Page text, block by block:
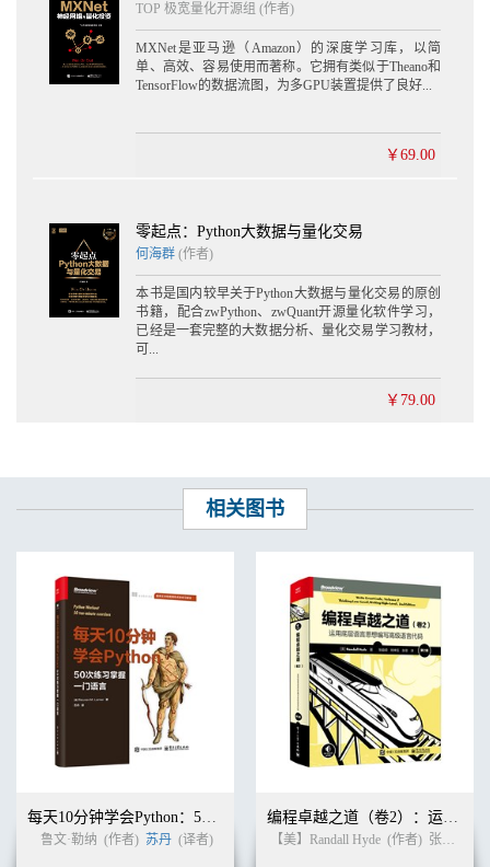
6.2.2 设置策略参数 247
6.2.3 dataPre数据预处理 249
6.2.4 绑定策略函数 253
6.2.5 回溯测试：zwBackTest 253
6.4.2 数据源格式修改 274
6.5 金融数据包与实盘数据更新 275
6.5.1 大盘指数文件升级 276
6.5.2 实盘数据更新 277
6.5.3 案例6-4：A股实盘数据更新 277
6.5.4 案例6-5：大盘指数更新 279
第7章 量化策略库 282
7.2.1 案例7-1：SMA均线策略 286
7.2.2 实盘下单时机与推荐 289
7.3.1 案例7-3：均线交叉策略 294
7.3.2 对标测试误差分析 296
7.3.3 案例7-4：CMA均线交叉策略修改版 299
7.3.4 人工优化参数 300
7.4 VWAP策略 301
7.4.1 案例7-5：VWAP策略 301
7.4.2 案例7-6：实盘VWAP策略 303
7.5 BBands布林带策略 304
7.5.1 案例7-7：BBands布林带策略 305
第8章 海龟策略与自定义扩展 309
8.1 策略库 309
TOP 极宽量化开源组 (作者)
MXNet是亚马逊（Amazon）的深度学习库，以简
单、高效、容易使用而著称。它拥有类似于Theano和
TensorFlow的数据流图，为多GPU装置提供了良好...
￥69.00
零起点：Python大数据与量化交易
何海群 (作者)
本书是国内较早关于Python大数据与量化交易的原创
书籍，配合zwPython、zwQuant开源量化软件学习，
已经是一套完整的大数据分析、量化交易学习教材，
可...
￥79.00
相关图书
每天10分钟学会Python：50次练习掌握一门语言
鲁文·勒纳 (作者) 苏丹 (译者)
编程卓越之道（卷2）：运用底层语言思想编写高级语言代码（第2版）
【美】Randall Hyde (作者) 张益硕 等